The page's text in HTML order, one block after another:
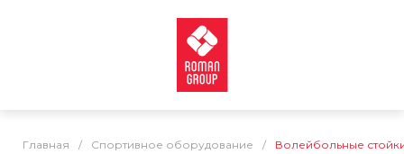
Главная / Спортивное оборудование / Волейбольные